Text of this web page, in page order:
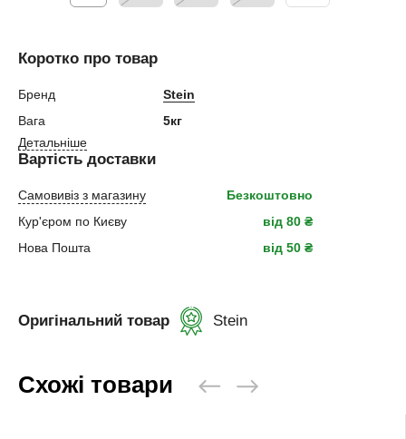
Коротко про товар
Бренд
Stein
Вага
5кг
Детальніше
Вартість доставки
Самовивіз з магазину
Безкоштовно
Кур'єром по Києву
від 80 ₴
Нова Пошта
від 50 ₴
Оригінальний товар Stein
Схожі товари